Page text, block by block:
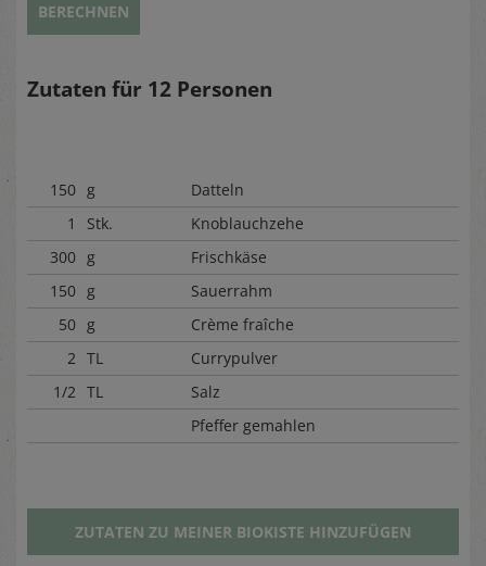
BERECHNEN
Zutaten für 12 Personen
150 g
Datteln
1
Stk.
Knoblauchzehe
300 g
Frischkäse
150 g
Sauerrahm
50 g
Crème fraîche
2 TL
Currypulver
1/2 TL
Salz
Pfeffer gemahlen
ZUTATEN ZU MEINER BIOKISTE HINZUFÜGEN